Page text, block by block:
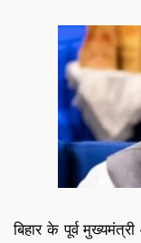
बिहार के पूर्व